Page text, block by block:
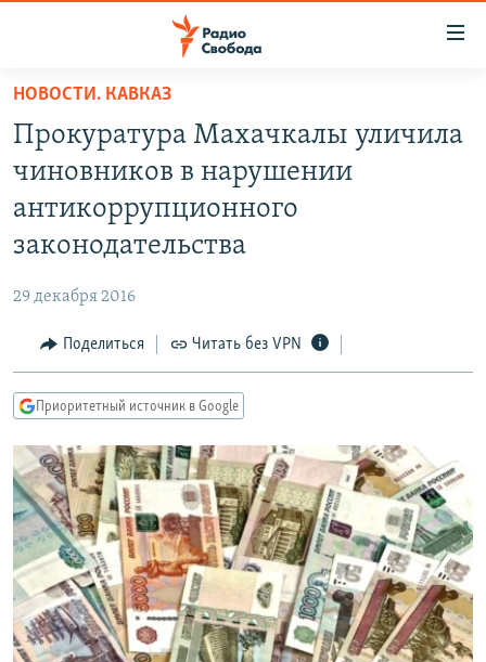
упрощенного
доступа
основному
содержанию
навигации
Вернутся
ПОДКАСТЫ
КУЛЬТУРА
IDEL.РЕАЛИИ
КАВКАЗ.РЕАЛИИ
СИБИРЬ.РЕАЛИИ
РАСПИСАНИЕ ВЕЩАНИЯ
ПОДПИШИТЕСЬ НА РАССЫЛКУ
СОЦИАЛЬНЫЕ СЕТИ
НОВОСТИ. КАВКАЗ
Прокуратура Махачкалы уличила
чиновников в нарушении
антикоррупционного
законодательства
29 декабря 2016
Поделиться Читать без VPN
Приоритетный источник в Google